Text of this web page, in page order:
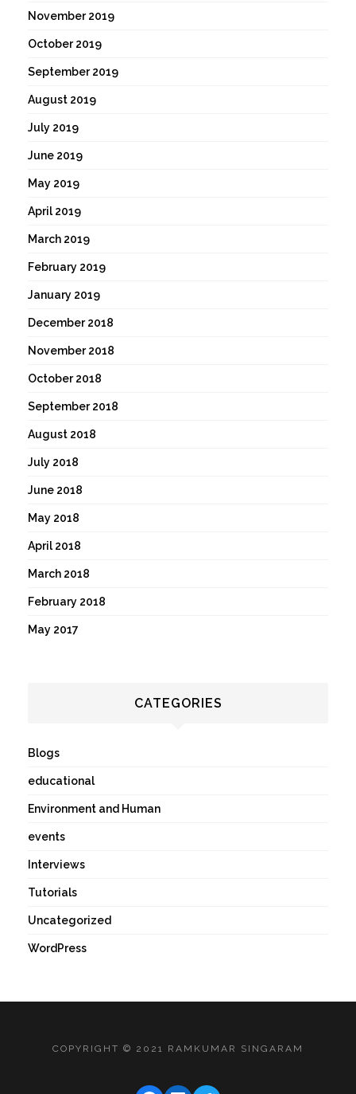
November 2019
October 2019
September 2019
August 2019
July 2019
June 2019
May 2019
April 2019
March 2019
February 2019
January 2019
December 2018
November 2018
October 2018
September 2018
August 2018
July 2018
June 2018
May 2018
April 2018
March 2018
February 2018
May 2017
CATEGORIES
Blogs
educational
Environment and Human
events
Interviews
Tutorials
Uncategorized
WordPress
COPYRIGHT © 2021 RAMKUMAR SINGARAM